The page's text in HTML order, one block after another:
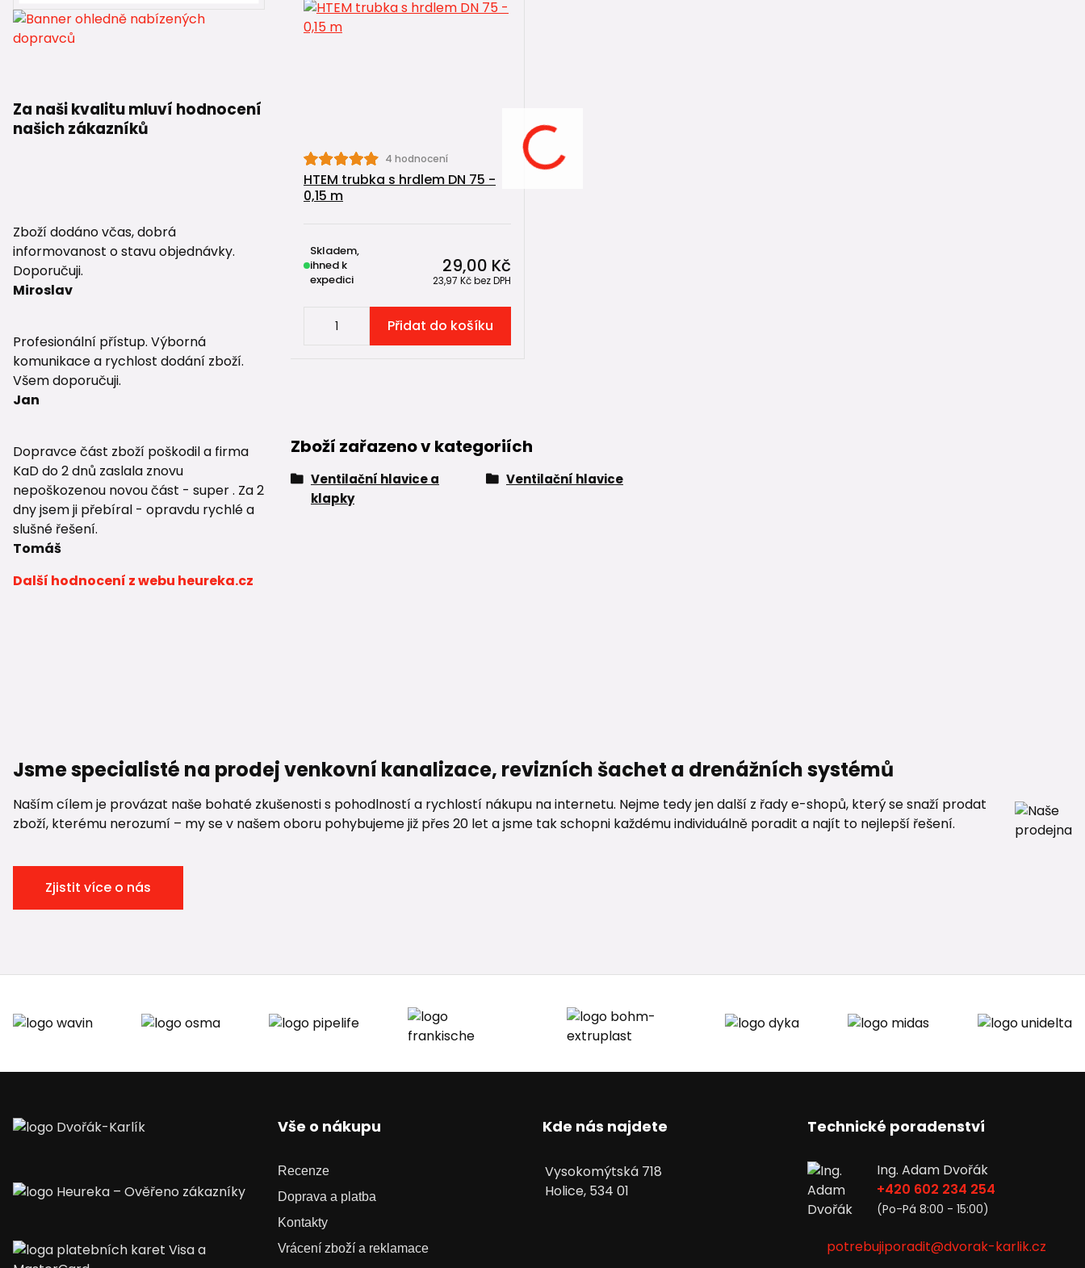
Za naši kvalitu mluví hodnocení
našich zákazníků
Zboží dodáno včas, dobrá
informovanost o stavu objednávky.
Doporučuji.
Miroslav
Profesionální přístup. Výborná
komunikace a rychlost dodání zboží.
Všem doporučuji.
Jan
Dopravce část zboží poškodil a firma
KaD do 2 dnů zaslala znovu
nepoškozenou novou část - super . Za 2
dny jsem ji přebíral - opravdu rychlé a
slušné řešení.
Tomáš
Další hodnocení z webu heureka.cz
4 hodnocení
HTEM trubka s hrdlem DN 75 -
0,15 m
29,00 Kč
23,97 Kčbez DPH
Skladem,
ihned k
expedici
Přidat do košíku
Zboží zařazeno v kategoriích
Ventilační hlavice a
klapky
Ventilační hlavice
Jsme specialisté na prodej venkovní kanalizace, revizních šachet a drenážních systémů
Naším cílem je provázat naše bohaté zkušenosti s pohodlností a rychlostí nákupu na internetu. Nejme tedy jen další z řady e-shopů, který se snaží prodat
zboží, kterému nerozumí – my se v našem oboru pohybujeme již přes 20 let a jsme tak schopni každému individuálně poradit a najít to nejlepší řešení.
Zjistit více o nás
Vše o nákupu
Recenze
Doprava a platba
Kontakty
Vrácení zboží a reklamace
Kde nás najdete
Vysokomýtská 718
Holice, 534 01
Technické poradenství
Ing. Adam Dvořák
+420 602 234 254
(Po-Pá 8:00 - 15:00)
potrebujiporadit@dvorak-karlik.cz